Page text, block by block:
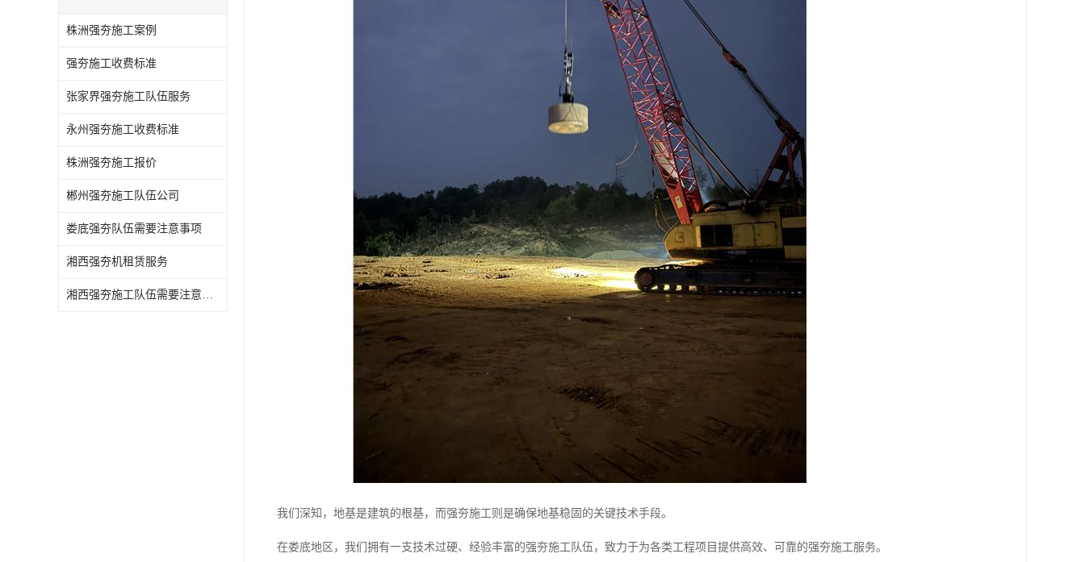
株洲强夯施工案例
强夯施工收费标准
张家界强夯施工队伍服务
永州强夯施工收费标准
株洲强夯施工报价
郴州强夯施工队伍公司
娄底强夯队伍需要注意事项
湘西强夯机租赁服务
湘西强夯施工队伍需要注意事项
我们深知，地基是建筑的根基，而强夯施工则是确保地基稳固的关键技术手段。
在娄底地区，我们拥有一支技术过硬、经验丰富的强夯施工队伍，致力于为各类工程项目提供高效、可靠的强夯施工服务。